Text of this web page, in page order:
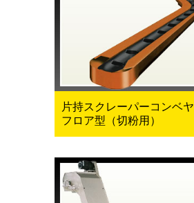
片持スクレーパーコンベヤ
フロア型（切粉用）